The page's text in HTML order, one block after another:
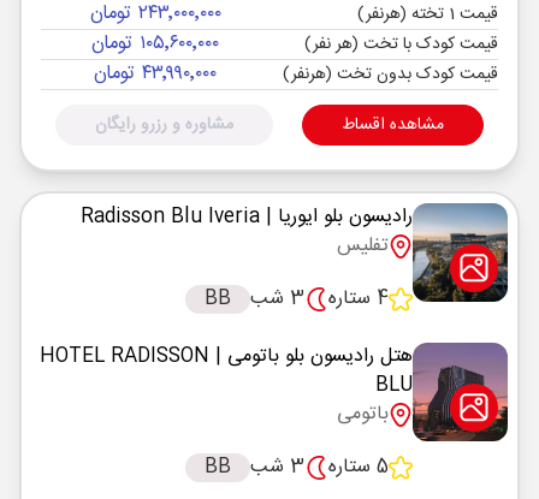
قیمت 1 تخته (هرنفر) ۲۴۳٬۰۰۰٬۰۰۰ تومان
قیمت کودک با تخت (هر نفر) ۱۰۵٬۶۰۰٬۰۰۰ تومان
قیمت کودک بدون تخت (هرنفر) ۴۳٬۹۹۰٬۰۰۰ تومان
مشاهده اقساط مشاوره و رزرو رایگان
رادیسون بلو ایوریا | Radisson Blu Iveria
تفلیس
4 ستاره
3 شب
BB
هتل رادیسون بلو باتومی
| HOTEL RADISSON
BLU
باتومی
5 ستاره
3 شب BB